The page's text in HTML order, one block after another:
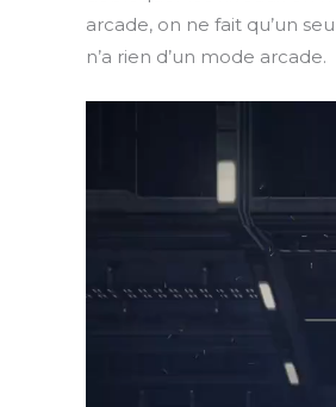
arcade, on ne fait qu’un
n’a rien d’un mode arcade.